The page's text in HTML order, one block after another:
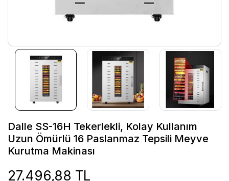
Dalle SS-16H Tekerlekli, Kolay Kullanım
Uzun Ömürlü 16 Paslanmaz Tepsili Meyve
Kurutma Makinası
27.496,88 TL